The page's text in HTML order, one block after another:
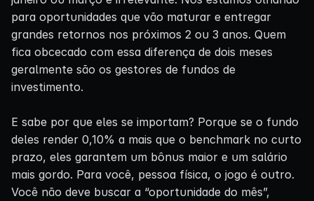
para oportunidades que vão maturar e entregar
grandes retornos nos próximos 2 ou 3 anos. Quem
fica obcecado com essa diferença de dois meses
geralmente são os gestores de fundos de
investimento.
E sabe por que eles se importam? Porque se o fundo
deles render 0,10% a mais que o benchmark no curto
prazo, eles garantem um bônus maior e um salário
mais gordo. Para você, pessoa física, o jogo é outro.
Você não deve buscar a “oportunidade do mês”,